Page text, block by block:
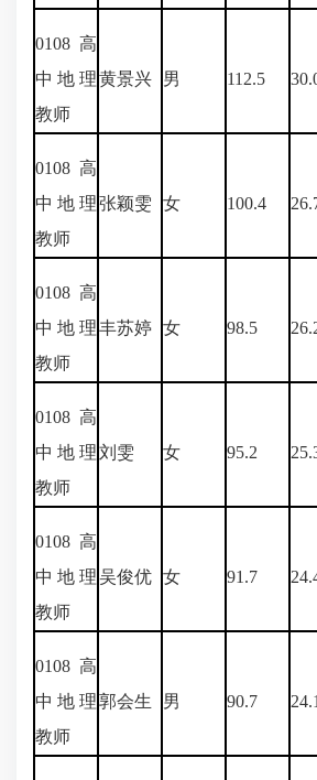
0108 高
中地理
教师
黄景兴 男 112.5
0108 高
中地理
教师
张颖雯 女 100.4
0108 高
中地理
教师
丰苏婷 女 98.5
0108 高
中地理
教师
刘雯 女 95.2
0108 高
中地理
教师
吴俊优 女 91.7
0108 高
中地理
教师
郭会生 男 90.7